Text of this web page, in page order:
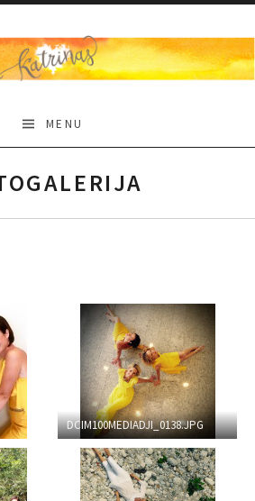
MENU
DCIM100MEDIADJI_0138.JPG